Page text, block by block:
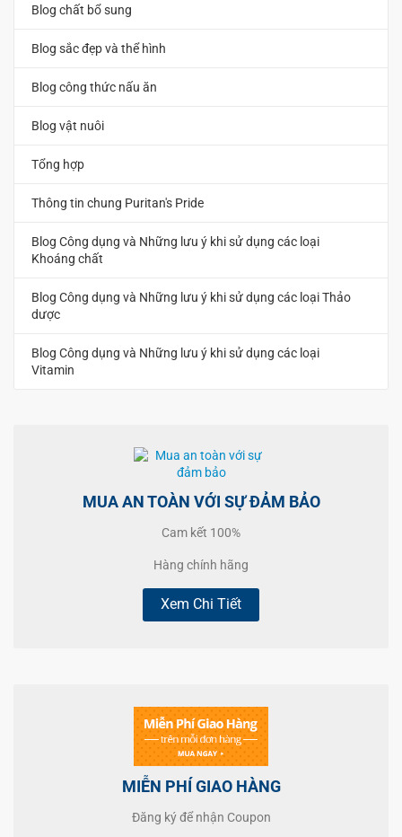
Blog chất bổ sung
Blog sắc đẹp và thể hình
Blog công thức nấu ăn
Blog vật nuôi
Tổng hợp
Thông tin chung Puritan's Pride
Blog Công dụng và Những lưu ý khi sử dụng các loại
Khoáng chất
Blog Công dụng và Những lưu ý khi sử dụng các loại Thảo
dược
Blog Công dụng và Những lưu ý khi sử dụng các loại
Vitamin
MUA AN TOÀN VỚI SỰ ĐẢM BẢO
Cam kết 100%
Hàng chính hãng
Xem Chi Tiết
MIỄN PHÍ GIAO HÀNG
Đăng ký để nhận Coupon